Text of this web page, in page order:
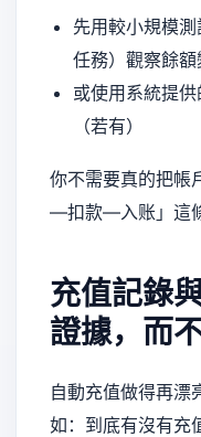
先用較小規模
任務）觀察餘額
或使用系統提
（若有）
你不需要真的把帳
—扣款—入账」這
充值記錄
證據，而
自動充值做得再漂
如：到底有沒有充